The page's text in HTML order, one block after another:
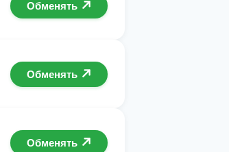
Обменять
Обменять
Обменять